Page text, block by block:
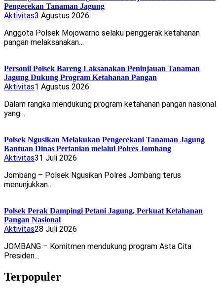
Pengecekan Tanaman Jagung
Aktivitas3 Agustus 2026
Anggota Polsek Mojowarno selaku penggerak ketahanan
pangan melaksanakan…
Personil Polsek Bareng Laksanakan Peninjauan Tanaman
Jagung Dukung Program Ketahanan Pangan
Aktivitas1 Agustus 2026
Dalam rangka mendukung program ketahanan pangan nasional
yang…
Polsek Ngusikan Melakukan Pengecekani Tanaman Jagung
Bantuan Dinas Pertanian melalui Polres Jombang
Aktivitas31 Juli 2026
Jombang – Polsek Ngusikan Polres Jombang terus
menunjukkan…
Polsek Perak Dampingi Petani Jagung, Perkuat Ketahanan
Pangan Nasional
Aktivitas28 Juli 2026
JOMBANG – Komitmen mendukung program Asta Cita
Presiden…
Terpopuler